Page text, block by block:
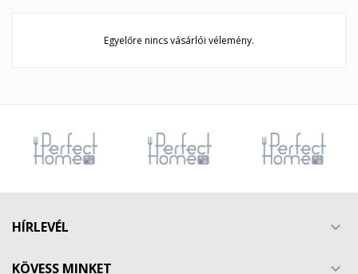
Egyelőre nincs vásárlói vélemény.
HÍRLEVÉL 
KÖVESS MINKET 